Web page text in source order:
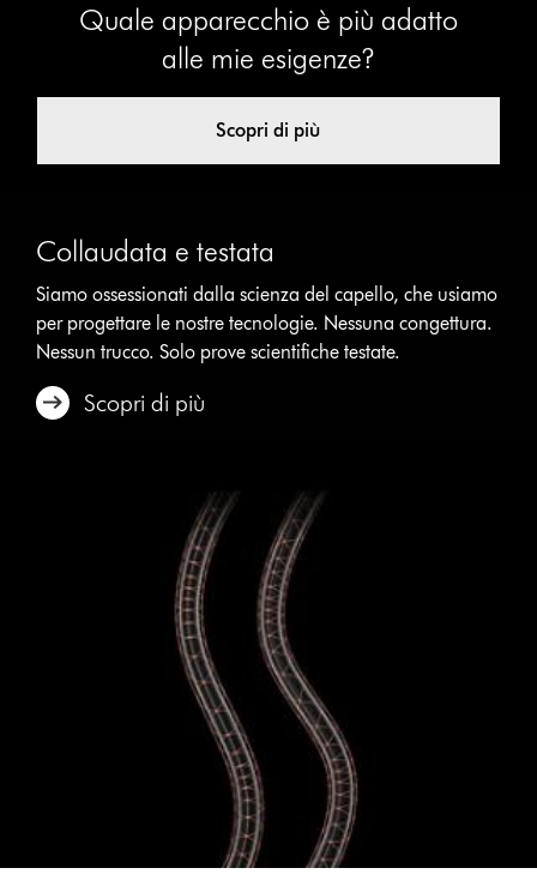
Quale apparecchio è più adatto
alle mie esigenze?
Scopri di più
Collaudata e testata
Siamo ossessionati dalla scienza del capello, che usiamo
per progettare le nostre tecnologie. Nessuna congettura.
Nessun trucco. Solo prove scientifiche testate.
Scopri di più